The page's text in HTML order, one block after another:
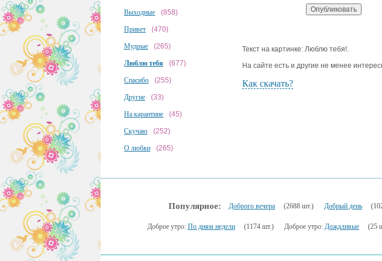
Выходные (858)
Привет (470)
Мудрые (265)
Люблю тебя (677)
Спасибо (255)
Другие (33)
На карантине (45)
Скучаю (252)
О любви (265)
Текст на картинке: Люблю тебя!.
На сайте есть и другие не менее
Как скачать?
Популярное: Доброго вечера (2688 шт.) Добрый день
Доброе утро: По дням недели (1174 шт.) Доброе утро: Дождливые (25